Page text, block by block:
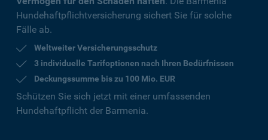
Hundehaftpflichtversicherung sichert Sie für solche
Fälle ab.
Weltweiter Versicherungsschutz
3 individuelle Tarifoptionen nach Ihren Bedürfnissen
Deckungssumme bis zu 100 Mio. EUR
Schützen Sie sich jetzt mit einer umfassenden
Hundehaftpflicht der Barmenia.